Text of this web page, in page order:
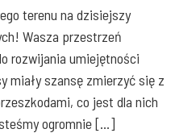
terenu na dzisiejszy
Wasza przestrzeń
rozwijania umiejętności
miały szansę zmierzyć się z
co jest dla nich
ogromnie […]